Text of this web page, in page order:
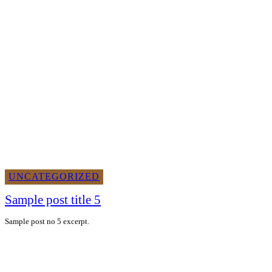
UNCATEGORIZED
Sample post title 5
Sample post no 5 excerpt.